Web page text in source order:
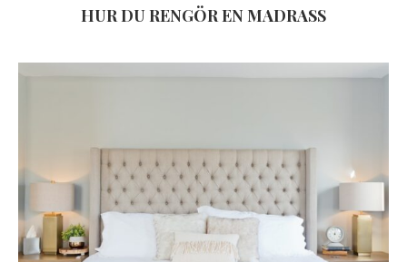
HUR DU RENGÖR EN MADRASS